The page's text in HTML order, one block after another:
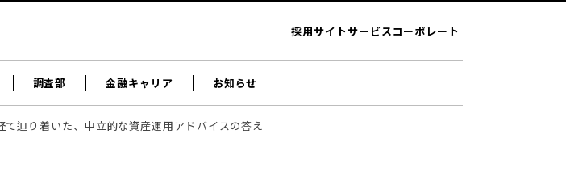
採用サイトサービスコーポレート
調査部 金融キャリア お知らせ
辿り着いた、中立的な資産運用アドバイスの答え